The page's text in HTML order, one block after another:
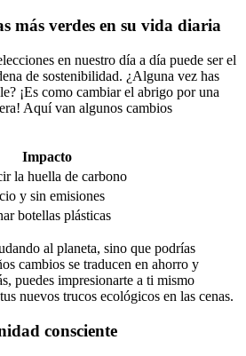
más verdes en su vida diaria
en nuestro día a día puede ser el
de sostenibilidad. ¿Alguna vez has
¡Es como cambiar el abrigo por una
Aquí van algunos cambios
Impacto
la huella de carbono
y sin emisiones
botellas plásticas
al planeta, sino que podrías
cambios se traducen en ahorro y
puedes impresionarte a ti mismo
nuevos trucos ecológicos en las cenas.
consciente